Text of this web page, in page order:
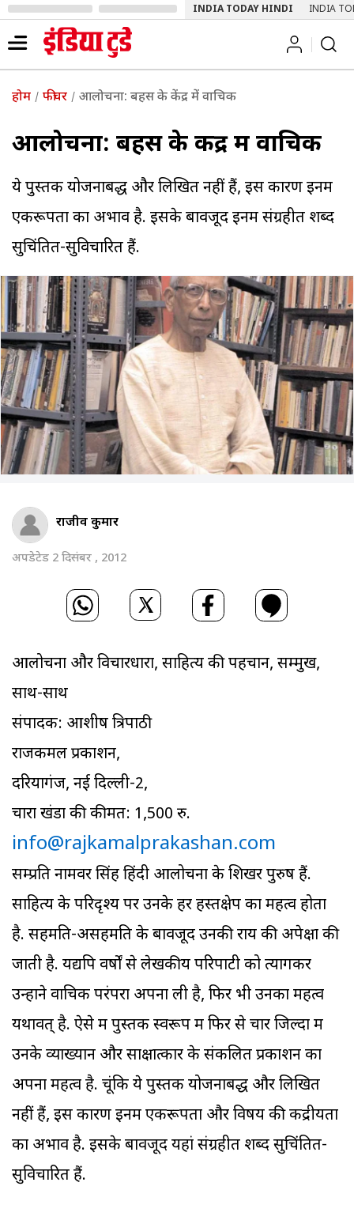
INDIA TODAY HINDI INDIA
होम फीचर आलोचना: बहस के केंद्र में वाचिक
आलोचना: बहस के केंद्र में वाचिक
ये पुस्तकें योजनाबद्ध और लिखित नहीं हैं, इस कारण इनमें
एकरूपता का अभाव है. इसके बावजूद इनमें संग्रहीत शब्द
सुचिंतित-सुविचारित हैं.
राजीव कुमार
अपडेटेड 2 दिसंबर , 2012
आलोचना और विचारधारा, साहित्य की पहचान, सम्मुख,
साथ-साथ
संपादक: आशीष त्रिपाठी
राजकमल प्रकाशन,
दरियागंज, नई दिल्ली-2,
चारों खंडों की कीमत: 1,500 रु.
info@rajkamalprakashan.com
सम्प्रति नामवर सिंह हिंदी आलोचना के शिखर पुरुष हैं.
साहित्य के परिदृश्य पर उनके हर हस्तक्षेप का महत्व होता
है. सहमति-असहमति के बावजूद उनकी राय की अपेक्षा की
जाती है. यद्यपि वर्षों से लेखकीय परिपाटी को त्यागकर
उन्होंने वाचिक परंपरा अपना ली है, फिर भी उनका महत्व
यथावत् है. ऐसे में पुस्तक स्वरूप में फिर से चार जिल्दों में
उनके व्याख्यान और साक्षात्कार के संकलित प्रकाशन का
अपना महत्व है. चूंकि ये पुस्तकें योजनाबद्ध और लिखित
नहीं हैं, इस कारण इनमें एकरूपता और विषय की केंद्रीयता
का अभाव है. इसके बावजूद यहां संग्रहीत शब्द सुचिंतित-
सुविचारित हैं.